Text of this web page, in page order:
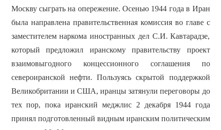
Москву сыграть на опережение. Осенью 1944 года в Иран
была направлена правительственная комиссия во главе с
заместителем наркома иностранных дел С.И. Кавтарадзе,
который предложил иранскому правительству проект
взаимовыгодного концессионного соглашения по
североиранской нефти. Пользуясь скрытой поддержкой
Великобритании и США, иранцы затянули переговоры до
тех пор, пока иранский меджлис 2 декабря 1944 года
принял подготовленный видным иранским политическим